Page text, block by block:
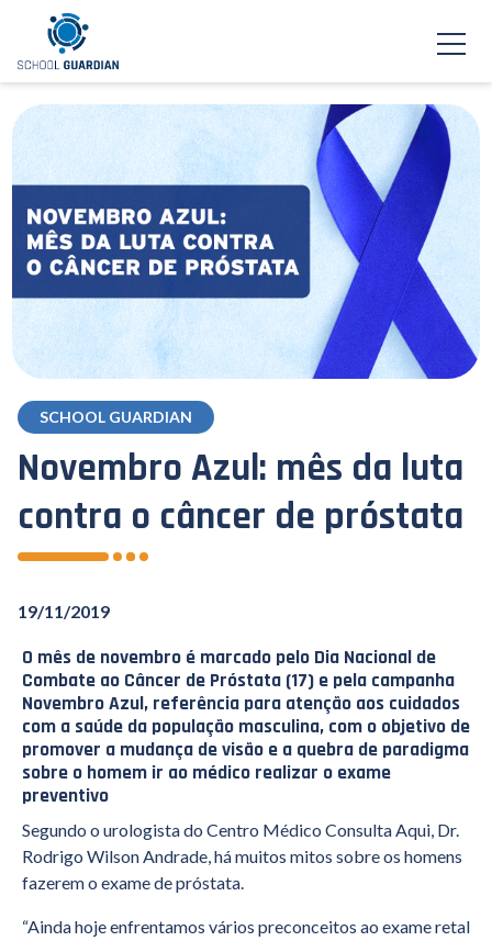
SCHOOL GUARDIAN
Novembro Azul: mês da luta
contra o câncer de próstata
19/11/2019
O mês de novembro é marcado pelo Dia Nacional de
Combate ao Câncer de Próstata (17) e pela campanha
Novembro Azul, referência para atenção aos cuidados
com a saúde da população masculina, com o objetivo de
promover a mudança de visão e a quebra de paradigma
sobre o homem ir ao médico realizar o exame
preventivo
Segundo o urologista do Centro Médico Consulta Aqui, Dr.
Rodrigo Wilson Andrade, há muitos mitos sobre os homens
fazerem o exame de próstata.
“Ainda hoje enfrentamos vários preconceitos ao exame retal